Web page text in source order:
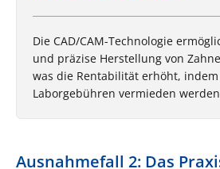
Die CAD/CAM-Technologie
und präzise Herstellung von
was die Rentabilität erhöht,
Laborgebühren vermieden
Ausnahmefall 2: Das